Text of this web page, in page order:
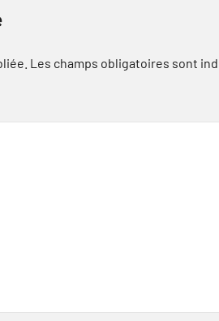
Les champs obligatoires sont